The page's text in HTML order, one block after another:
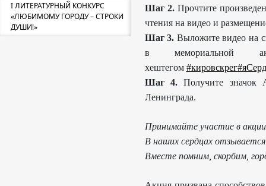
I ЛИТЕРАТУРНЫЙ КОНКУРС
«ЛЮБИМОМУ ГОРОДУ – СТРОКИ
ДУШИ!»
Шаг 2.Прочтите
чтения на видео и
Шаг 3. Выложите видео на
в
хештегом #кировскрег
Шаг 4.Получите значок
Ленинграда.
Принимайте участие в
В наших сердцах
Вместе помним, скорбим,